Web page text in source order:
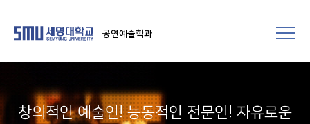
공연예술학과
창의적인 예술인! 능동적인 전문인! 자유로운